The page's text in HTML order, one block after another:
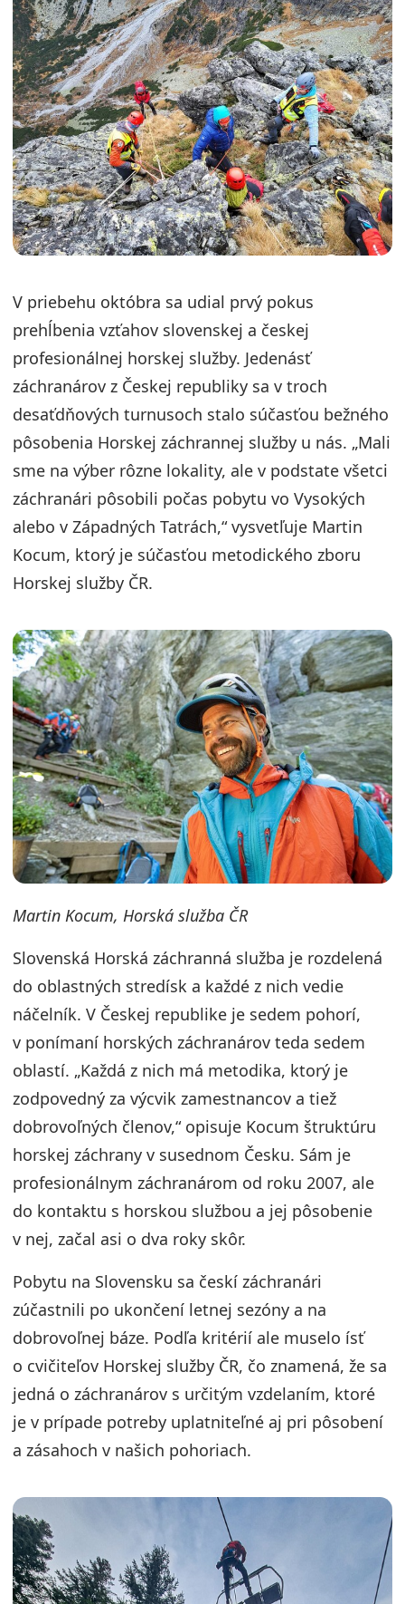
V priebehu októbra sa udial prvý pokus
prehĺbenia vzťahov slovenskej a českej
profesionálnej horskej služby. Jedenásť
záchranárov z Českej republiky sa v troch
desaťdňových turnusoch stalo súčasťou bežného
pôsobenia Horskej záchrannej služby u nás. „Mali
sme na výber rôzne lokality, ale v podstate všetci
záchranári pôsobili počas pobytu vo Vysokých
alebo v Západných Tatrách,“ vysvetľuje Martin
Kocum, ktorý je súčasťou metodického zboru
Horskej služby ČR.
Martin Kocum, Horská služba ČR
Slovenská Horská záchranná služba je rozdelená
do oblastných stredísk a každé z nich vedie
náčelník. V Českej republike je sedem pohorí,
v ponímaní horských záchranárov teda sedem
oblastí. „Každá z nich má metodika, ktorý je
zodpovedný za výcvik zamestnancov a tiež
dobrovoľných členov,“ opisuje Kocum štruktúru
horskej záchrany v susednom Česku. Sám je
profesionálnym záchranárom od roku 2007, ale
do kontaktu s horskou službou a jej pôsobenie
v nej, začal asi o dva roky skôr.
Pobytu na Slovensku sa českí záchranári
zúčastnili po ukončení letnej sezóny a na
dobrovoľnej báze. Podľa kritérií ale muselo ísť
o cvičiteľov Horskej služby ČR, čo znamená, že sa
jedná o záchranárov s určitým vzdelaním, ktoré
je v prípade potreby uplatniteľné aj pri pôsobení
a zásahoch v našich pohoriach.